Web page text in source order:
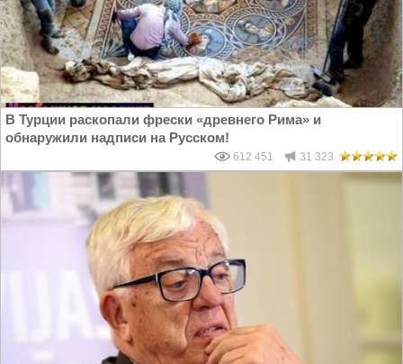
В Турции раскопали фрески «древнего Рима» и
обнаружили надписи на Русском!
612 451 31 323